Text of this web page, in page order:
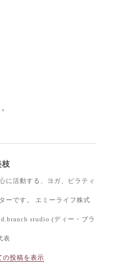
枝
に活動する、ヨガ、ピラティ
ーです。 エミーライフ株式
studio (ディー・ブラ
表
の投稿を表示